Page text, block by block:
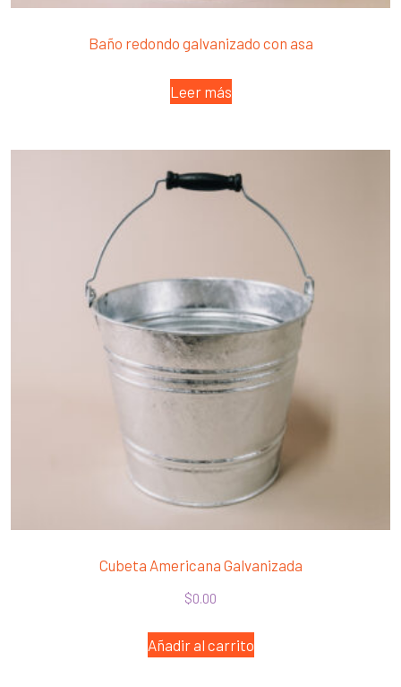
Baño redondo galvanizado con asa
Leer más
Cubeta Americana Galvanizada
$0.00
Añadir al carrito